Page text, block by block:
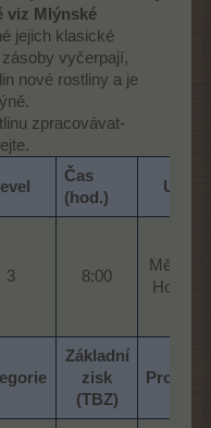
viz Mlýnské
jejich klasické
vyčerpají,
nové rostliny a je
zpracovávat-
Čas
(hod.)
3​
8:00​
Měsíční
Základní
zisk
(TBZ)